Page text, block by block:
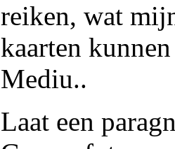
reiken, wat
kaarten
Mediu..
Laat een